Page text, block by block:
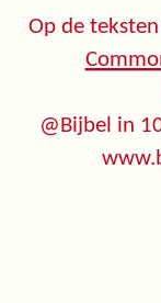
Op de
@Bijbel in